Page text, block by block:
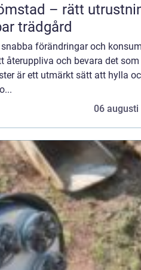
– rätt
trädgård
förändringar och
och bevara det som
är ett utmärkt sätt att hylla
06 augusti